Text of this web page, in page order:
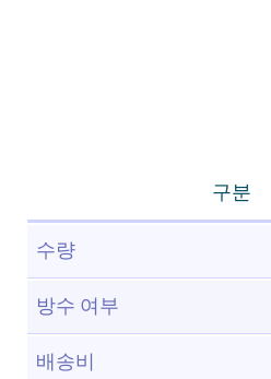
구분
수량
방수 여부
배송비